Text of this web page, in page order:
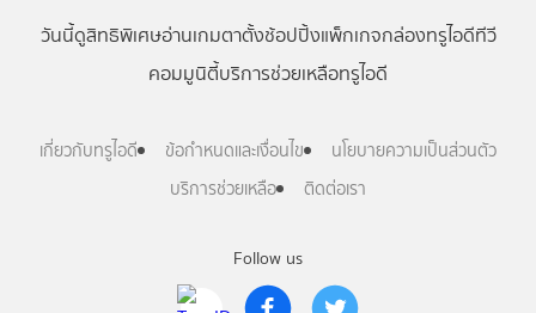
Follow us
วันนี้ดูสิทธิพิเศษอ่านเกมตาตั้งช้อปปิ้งแพ็กเกจกล่องทรูไอดีทีวี
คอมมูนิตี้บริการช่วยเหลือทรูไอดี
เกี่ยวกับทรูไอดี ข้อกำหนดและเงื่อนไข
นโยบายความเป็นส่วนตัว
บริการช่วยเหลือ
ติดต่อเรา